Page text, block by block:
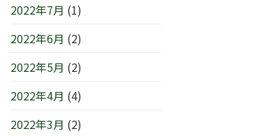
2022年7月 (1)
2022年6月 (2)
2022年5月 (2)
2022年4月 (4)
2022年3月 (2)